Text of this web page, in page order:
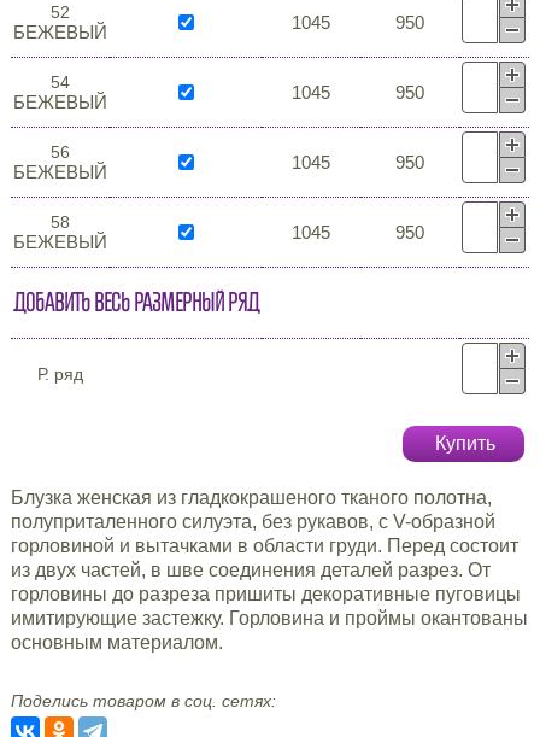
52
БЕЖЕВЫЙ 1045 950
54
БЕЖЕВЫЙ 1045 950
56
БЕЖЕВЫЙ 1045 950
58
БЕЖЕВЫЙ 1045 950
Добавить весь размерный ряд
Р. ряд
Купить
Блузка женская из гладкокрашеного тканого полотна,
полуприталенного силуэта, без рукавов, с V-образной
горловиной и вытачками в области груди. Перед состоит
из двух частей, в шве соединения деталей разрез. От
горловины до разреза пришиты декоративные пуговицы
имитирующие застежку. Горловина и проймы окантованы
основным материалом.
Поделись товаром в соц. сетях: